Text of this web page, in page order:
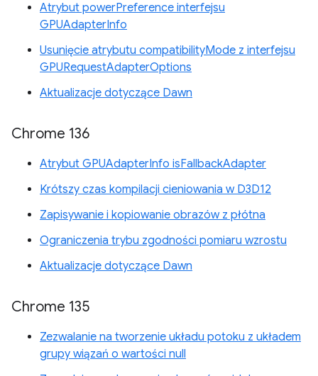
Atrybut powerPreference interfejsu
GPUAdapterInfo
Usunięcie atrybutu compatibilityMode z interfejsu
GPURequestAdapterOptions
Aktualizacje dotyczące Dawn
Chrome 136
Atrybut GPUAdapterInfo isFallbackAdapter
Krótszy czas kompilacji cieniowania w D3D12
Zapisywanie i kopiowanie obrazów z płótna
Ograniczenia trybu zgodności pomiaru wzrostu
Aktualizacje dotyczące Dawn
Chrome 135
Zezwalanie na tworzenie układu potoku z układem
grupy wiązań o wartości null